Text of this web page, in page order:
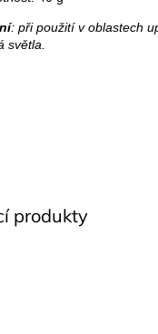
produkty
: při použití v oblastech
světla.